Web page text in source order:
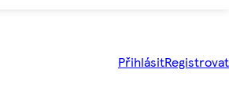
PřihlásitRegistrovat